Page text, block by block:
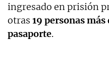
ingresado en prisión
otras 19 personas
pasaporte.